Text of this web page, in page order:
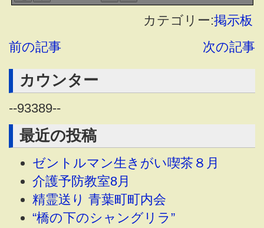
カテゴリー:掲示板
前の記事
次の記事
カウンター
--93389--
最近の投稿
ゼントルマン生きがい喫茶８月
介護予防教室8月
精霊送り 青葉町町内会
“橋の下のシャングリラ”